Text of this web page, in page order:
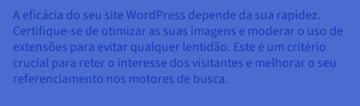
A eficácia do seu site WordPress depende da sua rapidez.
Certifique-se de otimizar as suas imagens e moderar o uso de
extensões para evitar qualquer lentidão. Este é um critério
crucial para reter o interesse dos visitantes e melhorar o seu
referenciamento nos motores de busca.